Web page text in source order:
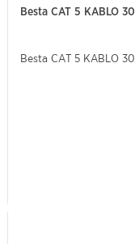
Besta CAT 5 KABLO
Besta CAT 5 KABLO